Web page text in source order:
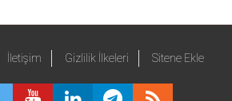
İletişim Gizlilik İlkeleri Sitene Ekle